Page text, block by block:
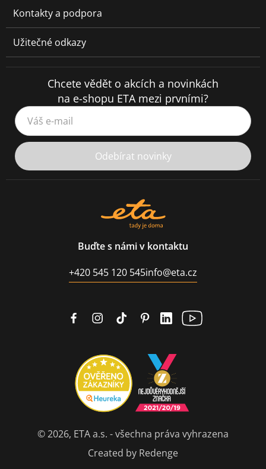
Kontakty a podpora
Užitečné odkazy
Chcete vědět o akcích a novinkách
na e-shopu ETA mezi prvními?
Váš e-mail
Odebírat novinky
Buďte s námi v kontaktu
+420 545 120 545info@eta.cz
© 2026, ETA a.s. - všechna práva vyhrazena
Created by Redenge